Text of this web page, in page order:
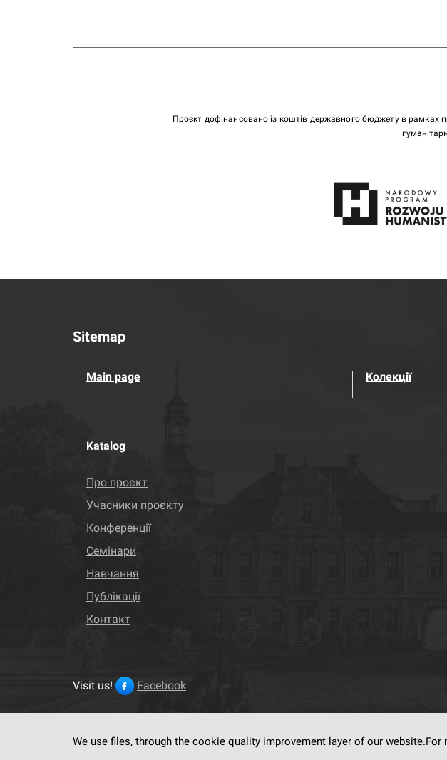
Проєкт дофінансовано із коштів державного бюджету в рамках
Sitemap
Main page Колекції
Katalog
Про проєкт
Учасники проєкту
Конференції
Семінари
Навчання
Публікації
Контакт
Visit us! Facebook
This service runs ondLibra6.4.18-SNAPSHOT
We use files, through the cookie quality improvement layer of our